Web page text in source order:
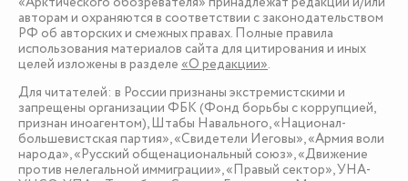
авторам и охраняются в соответствии с законодательством
РФ об авторских и смежных правах. Полные правила
использования материалов сайта для цитирования и иных
целей изложены в разделе «О редакции».
Для читателей: в России признаны экстремистскими и
запрещены организации ФБК (Фонд борьбы с коррупцией,
признан иноагентом), Штабы Навального, «Национал-
большевистская партия», «Свидетели Иеговы», «Армия воли
народа», «Русский общенациональный союз», «Движение
против нелегальной иммиграции», «Правый сектор», УНА-